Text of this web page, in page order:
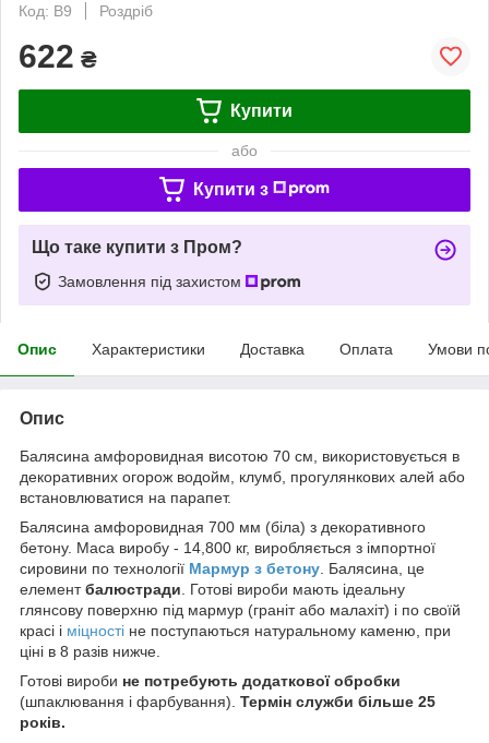
Код: B9
Роздріб
622 ₴
Купити
або
Купити з
Що таке купити з Пром?
Замовлення під захистом
Опис Характеристики Доставка Оплата Умови
Опис
Балясина амфоровидная висотою 70 см, використовується в
декоративних огорож водойм, клумб, прогулянкових алей або
встановлюватися на парапет.
Балясина амфоровидная 700 мм (біла) з декоративного
бетону. Маса виробу - 14,800 кг, виробляється з імпортної
сировини по технології Мармур з бетону . Балясина, це
елементбалюстради . Готові вироби мають ідеальну
глянсову поверхню під мармур (граніт або малахіт) і по своїй
красі і міцності не поступаються натуральному каменю, при
ціні в 8 разів нижче.
Готові вироби не потребують додаткової обробки
(шпаклювання і фарбування). Термін служби більше 25
років.